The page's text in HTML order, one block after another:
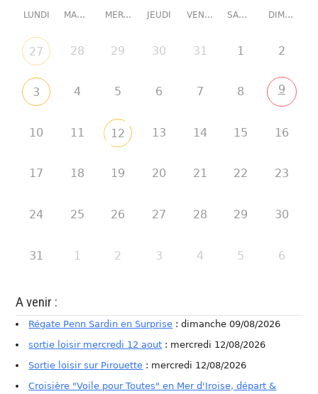
LUNDI MARDI MERCREDI JEUDI VENDREDI SAMEDI DIMANCHE
27 28 29 30 31 1 2
3 4 5 6 7 8 9
10 11 12 13 14 15 16
17 18 19 20 21 22 23
24 25 26 27 28 29 30
31 1 2 3 4 5 6
A venir :
Régate Penn Sardin en Surprise : dimanche 09/08/2026
sortie loisir mercredi 12 aout : mercredi 12/08/2026
Sortie loisir sur Pirouette : mercredi 12/08/2026
Croisière "Voile pour Toutes" en Mer d'Iroise, départ &